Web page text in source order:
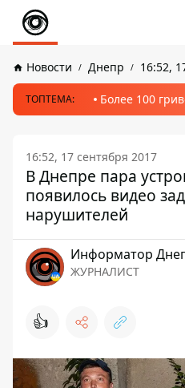
Новости Днепр 16:52,
ТОПТЕМА: Более 100
16:52, 17 сентября 2017
В Днепре пара
появилось видео
нарушителей
Информатор
ЖУРНАЛИСТ
👍